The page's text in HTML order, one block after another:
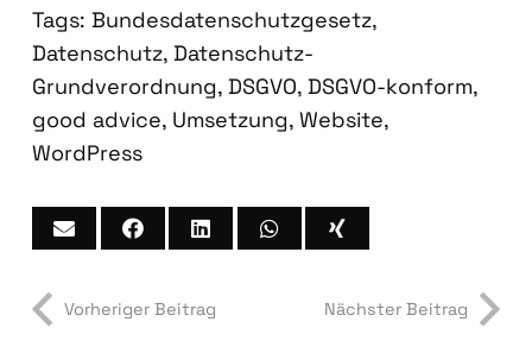
Tags: Bundesdatenschutzgesetz,
Datenschutz, Datenschutz-
Grundverordnung, DSGVO, DSGVO-konform,
good advice, Umsetzung, Website,
WordPress
Vorheriger Beitrag Nächster Beitrag